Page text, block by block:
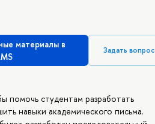
материалы в
Задать вопрос
помочь студентам разработать
навыки академического письма.